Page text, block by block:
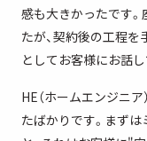
感も大きかったです
たが、契約後の工程
としてお客様にお話
HE（ホームエンジニ
たばかりです。まず